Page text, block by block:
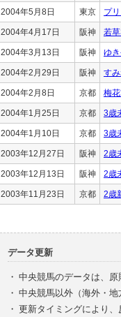
2004年5月8日 東京 プ
2004年4月17日 阪神 若
2004年3月13日 阪神 ゆ
2004年2月29日 阪神 す
2004年2月8日 京都 梅
2004年1月25日 京都 3歳
2004年1月10日 京都 3歳
2003年12月27日 阪神 2歳
2003年12月13日 阪神 2歳
2003年11月23日 京都 2歳
データ更新
・ 中央競馬のデータは、原
・ 中央競馬以外（海外・地
・ 更新タイミングにより、